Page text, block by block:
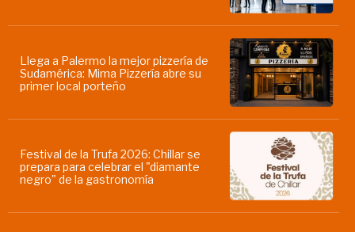
Llega a Palermo la mejor pizzería de
Sudamérica: Mima Pizzería abre su
primer local porteño
Festival de la Trufa 2026: Chillar se
prepara para celebrar el "diamante
negro" de la gastronomía